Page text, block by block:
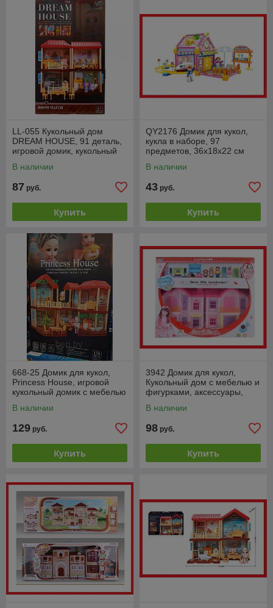
LL-055 Кукольный дом
DREAM HOUSE, 91 деталь,
игровой домик, кукольный
В наличии
87 руб.
Купить
QY2176 Домик для кукол,
кукла в наборе, 97
предметов, 36х18х22 см
В наличии
43 руб.
Купить
668-25 Домик для кукол,
Princess House, игровой
кукольный домик с мебелью
В наличии
129 руб.
Купить
3942 Домик для кукол,
Кукольный дом с мебелью и
фигурками, аксессуары,
В наличии
98 руб.
Купить